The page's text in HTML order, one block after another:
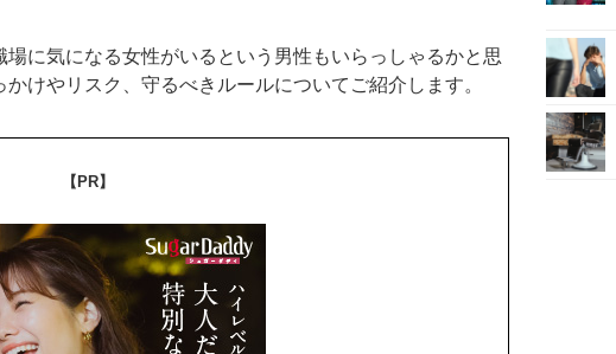
に気になる女性がいるという男性もいらっしゃるかと思
けやリスク、守るべきルールについてご紹介します。
【PR】